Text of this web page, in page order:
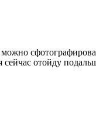
отойду